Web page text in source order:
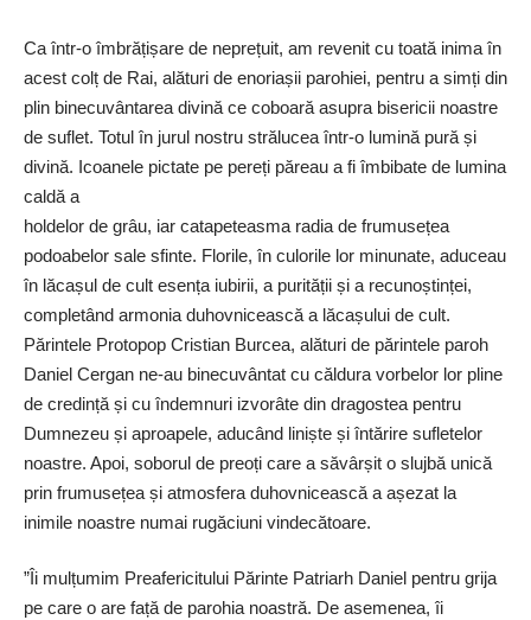
Ca într-o îmbrățișare de neprețuit, am revenit cu toată inima în
acest colț de Rai, alături de enoriașii parohiei, pentru a simți din
plin binecuvântarea divină ce coboară asupra bisericii noastre
de suflet. Totul în jurul nostru strălucea într-o lumină pură și
divină. Icoanele pictate pe pereți păreau a fi îmbibate de lumina
caldă a
holdelor de grâu, iar catapeteasma radia de frumusețea
podoabelor sale sfinte. Florile, în culorile lor minunate, aduceau
în lăcașul de cult esența iubirii, a purității și a recunoștinței,
completând armonia duhovnicească a lăcașului de cult.
Părintele Protopop Cristian Burcea, alături de părintele paroh
Daniel Cergan ne-au binecuvântat cu căldura vorbelor lor pline
de credință și cu îndemnuri izvorâte din dragostea pentru
Dumnezeu și aproapele, aducând liniște și întărire sufletelor
noastre. Apoi, soborul de preoți care a săvârșit o slujbă unică
prin frumusețea și atmosfera duhovnicească a așezat la
inimile noastre numai rugăciuni vindecătoare.
”Îi mulțumim Preafericitului Părinte Patriarh Daniel pentru grija
pe care o are față de parohia noastră. De asemenea, îi